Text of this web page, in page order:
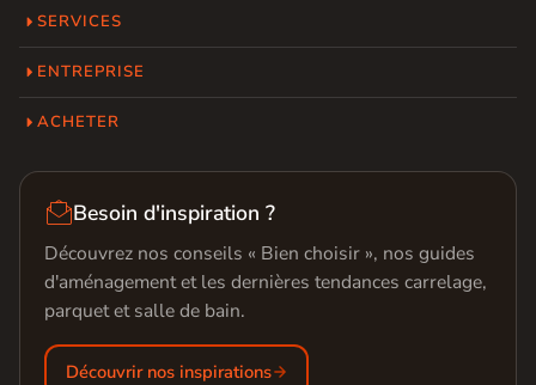
SERVICES
ENTREPRISE
ACHETER
Besoin d'inspiration ?
Découvrez nos conseils « Bien choisir », nos guides
d'aménagement et les dernières tendances carrelage,
parquet et salle de bain.
Découvrir nos inspirations